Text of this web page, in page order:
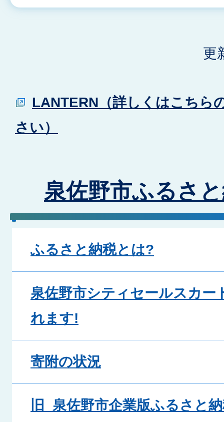
更
LANTERN（詳しくはこちら
さい）
泉佐野市ふるさ
ふるさと納税とは?
泉佐野市シティセールスカー
れます!
寄附の状況
旧_泉佐野市企業版ふるさと